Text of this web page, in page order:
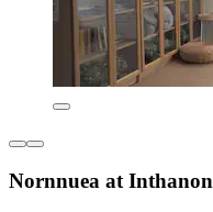
Nornnuea at Inthanon